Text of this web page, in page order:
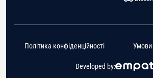
Developed by:
Політика конфіденційності Умови